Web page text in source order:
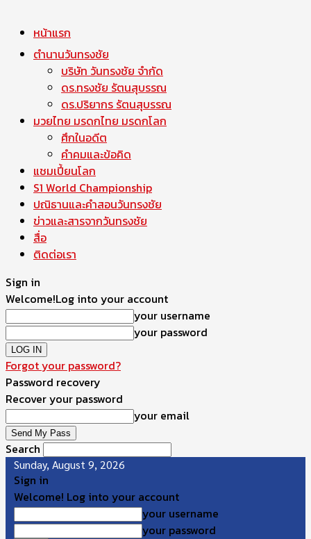
หน้าแรก
ตำนานวันทรงชัย
บริษัท วันทรงชัย จำกัด
ดร.ทรงชัย รัตนสุบรรณ
ดร.ปริยากร รัตนสุบรรณ
มวยไทย มรดกไทย มรดกโลก
ศึกในอดีต
คำคมและข้อคิด
แชมเปี้ยนโลก
S1 World Championship
ปณิธานและคำสอนวันทรงชัย
ข่าวและสารจากวันทรงชัย
สื่อ
ติดต่อเรา
Sign in
Welcome!Log into your account
your username
your password
Forgot your password?
Password recovery
Recover your password
your email
Search
Sunday, August 9, 2026
Sign in
Welcome! Log into your account
your username
your password